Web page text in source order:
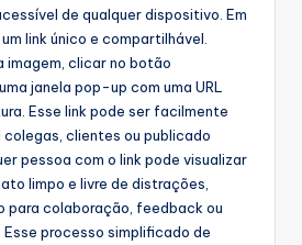
de qualquer dispositivo. Em
link único e compartilhável.
imagem, clicar no botão
janela pop-up com uma URL
Esse link pode ser facilmente
clientes ou publicado
pessoa com o link pode visualizar
limpo e livre de distrações,
colaboração, feedback ou
processo simplificado de